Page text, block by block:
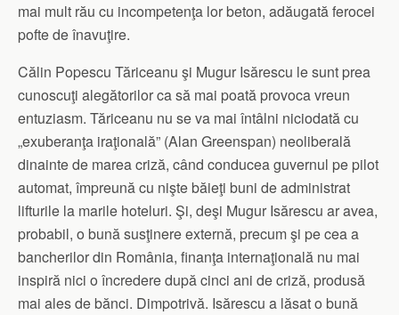
mai mult rău cu incompetenţa lor beton, adăugată ferocei
pofte de înavuţire.
Călin Popescu Tăriceanu şi Mugur Isărescu le sunt prea
cunoscuţi alegătorilor ca să mai poată provoca vreun
entuziasm. Tăriceanu nu se va mai întâlni niciodată cu
„exuberanţa iraţională” (Alan Greenspan) neoliberală
dinainte de marea criză, când conducea guvernul pe pilot
automat, împreună cu nişte băieţi buni de administrat
lifturile la marile hoteluri. Şi, deşi Mugur Isărescu ar avea,
probabil, o bună susţinere externă, precum şi pe cea a
bancherilor din România, finanţa internaţională nu mai
inspiră nici o încredere după cinci ani de criză, produsă
mai ales de bănci. Dimpotrivă. Isărescu a lăsat o bună